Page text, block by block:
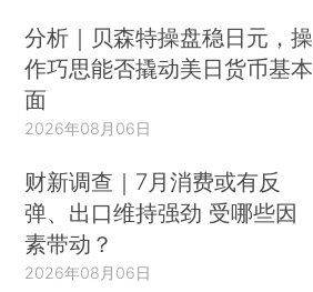
分析｜贝森特操盘稳日元，操
作巧思能否撬动美日货币基本
面
2026年08月06日
财新调查｜7月消费或有反
弹、出口维持强劲 受哪些因
素带动？
2026年08月06日